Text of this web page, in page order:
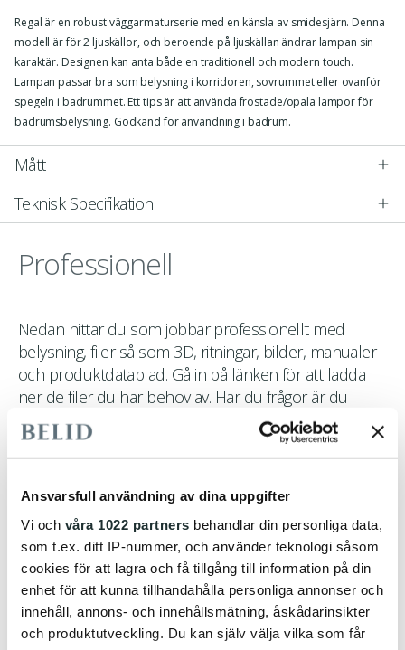
Ansvarsfull användning av dina uppgifter
Vi och våra 1022 partners behandlar din personliga data,
som t.ex. ditt IP-nummer, och använder teknologi såsom
cookies för att lagra och få tillgång till information på din
enhet för att kunna tillhandahålla personliga annonser och
innehåll, annons- och innehållsmätning, åskådarinsikter
och produktutveckling. Du kan själv välja vilka som får
Regal är en robust väggarmaturserie med en känsla av smidesjärn. Denna
modell är för 2 ljuskällor, och beroende på ljuskällan ändrar lampan sin
karaktär. Designen kan anta både en traditionell och modern touch.
Lampan passar bra som belysning i korridoren, sovrummet eller ovanför
spegeln i badrummet. Ett tips är att använda frostade/opala lampor för
badrumsbelysning. Godkänd för användning i badrum.
Mått
Teknisk Specifikation
Professionell
Nedan hittar du som jobbar professionellt med
belysning, filer så som 3D, ritningar, bilder, manualer
och produktdatablad. Gå in på länken för att ladda
ner de filer du har behov av. Har du frågor är du
välkommen att
Download Center